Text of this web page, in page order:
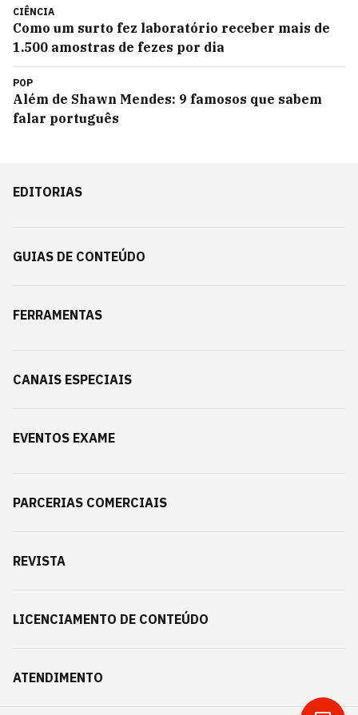
CIÊNCIA
Como um surto fez laboratório receber mais de
1.500 amostras de fezes por dia
POP
Além de Shawn Mendes: 9 famosos que sabem
falar português
EDITORIAS
GUIAS DE CONTEÚDO
FERRAMENTAS
CANAIS ESPECIAIS
EVENTOS EXAME
PARCERIAS COMERCIAIS
REVISTA
LICENCIAMENTO DE CONTEÚDO
ATENDIMENTO